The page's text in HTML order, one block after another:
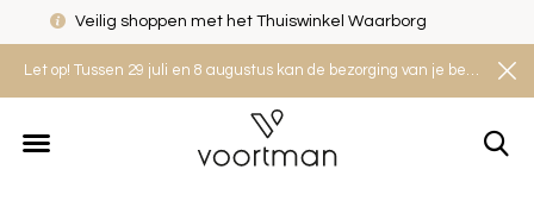
Let op! Tussen 29 juli en 8 augustus kan de bezorging van je bestelling iets langer duren. Houd rekening met een levertijd van 2 tot 4 werkdagen.
Veilig shoppen met het Thuiswinkel Waarborg